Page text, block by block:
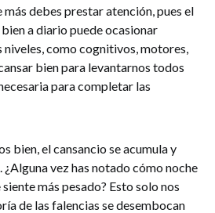
debes prestar atención, pues el
a diario puede ocasionar
como cognitivos, motores,
bien para levantarnos todos
para completar las
bien, el cansancio se acumula y
¿Alguna vez has notado cómo noche
más pesado? Esto solo nos
de las falencias se desembocan